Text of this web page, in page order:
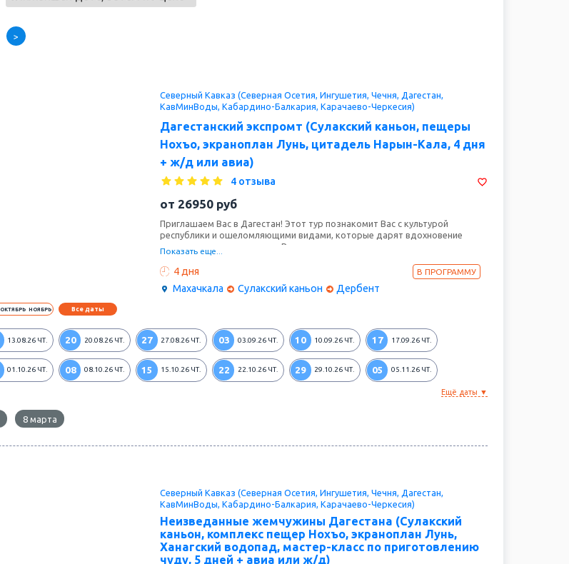
>
Северный Кавказ (Северная Осетия, Ингушетия, Чечня, Дагестан,
КавМинВоды, Кабардино-Балкария, Карачаево-Черкесия)
Дагестанский экспромт (Сулакский каньон, пещеры
Нохъо, экраноплан Лунь, цитадель Нарын-Кала, 4 дня
+ ж/д или авиа)
4 отзыва
от 26950 руб
Приглашаем Вас в Дагестан! Этот тур познакомит Вас с культурой
республики и ошеломляющими видами, которые дарят вдохновение
каждому путешественнику. Вы окунетесь в историю «страны гор»,
погуляете по узким улочкам дагестанских селений, заберетесь на
неприступную крепость и попробуете местную гастрономию на вкус.
Показать еще...
4 дня В ПРОГРАММУ
Махачкала Сулакский каньон Дербент
ОКТЯБРЬ НОЯБРЬ Все даты
13.08.26 ЧТ. 20 20.08.26 ЧТ. 27 27.08.26 ЧТ. 03 03.09.26 ЧТ. 10 10.09.26 ЧТ. 17 17.09.26 ЧТ.
01.10.26 ЧТ. 08 08.10.26 ЧТ. 15 15.10.26 ЧТ. 22 22.10.26 ЧТ. 29 29.10.26 ЧТ. 05 05.11.26 ЧТ.
Ещё даты ▼
8 марта
Северный Кавказ (Северная Осетия, Ингушетия, Чечня, Дагестан,
КавМинВоды, Кабардино-Балкария, Карачаево-Черкесия)
Неизведанные жемчужины Дагестана (Сулакский
каньон, комплекс пещер Нохъо, экраноплан Лунь,
Ханагский водопад, мастер-класс по приготовлению
чуду, 5 дней + авиа или ж/д)